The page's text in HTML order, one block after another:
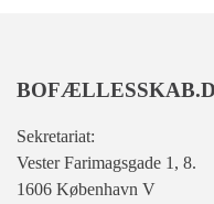
Sekretariat:
Vester Farimagsgade 1, 8.
1606 København V